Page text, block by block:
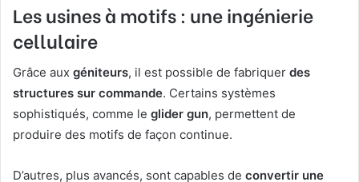
Les usines à motifs : une ingénierie
cellulaire
Grâce aux géniteurs, il est possible de fabriquer des
structures sur commande. Certains systèmes
sophistiqués, comme le glider gun, permettent de
produire des motifs de façon continue.
D’autres, plus avancés, sont capables de convertir une